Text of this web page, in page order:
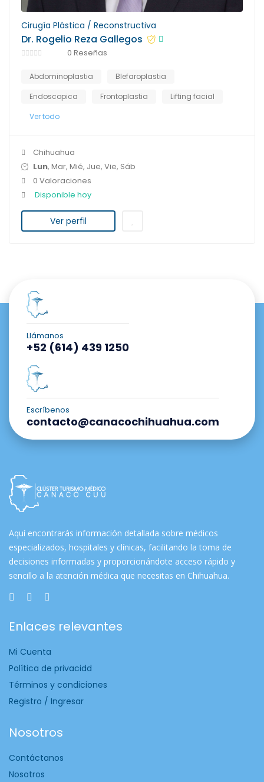
Cirugía Plástica / Reconstructiva
Dr. Rogelio Reza Gallegos
0 Reseñas
Abdominoplastia
Blefaroplastia
Endoscopica
Frontoplastia
Lifting facial
Ver todo
Chihuahua
Lun, Mar, Mié, Jue, Vie, Sáb
0 Valoraciones
Disponible hoy
Ver perfil
Llámanos
+52 (614) 439 1250
Escríbenos
contacto@canacochihuahua.com
Aquí encontrarás información detallada sobre médicos
especializados, hospitales y clínicas, facilitando la toma de
decisiones informadas y proporcionándote acceso rápido y
sencillo a la atención médica que necesitas en Chihuahua.
Enlaces relevantes
Mi Cuenta
Política de privacidd
Términos y condiciones
Registro / Ingresar
Nosotros
Contáctanos
Nosotros